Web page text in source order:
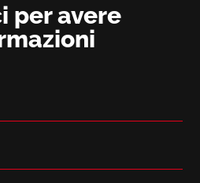
per avere